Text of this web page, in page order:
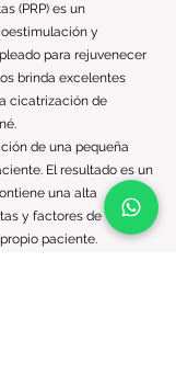
(PRP) es un
y
para rejuvenecer
brinda excelentes
cicatrización de
de una pequeña
El resultado es un
una alta
y factores de
paciente.